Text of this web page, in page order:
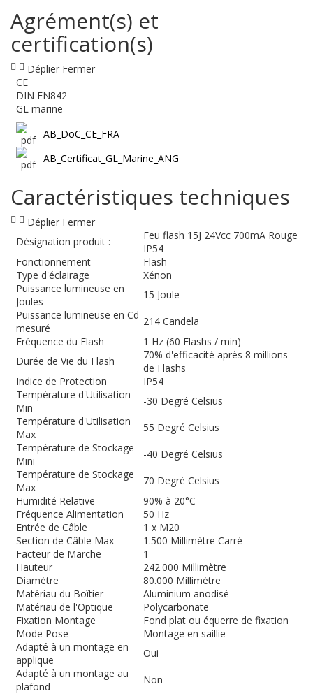
Agrément(s) et
certification(s)
Déplier Fermer
CE
DIN EN842
GL marine
AB_DoC_CE_FRA
AB_Certificat_GL_Marine_ANG
Caractéristiques techniques
Déplier Fermer
Désignation produit :
Feu flash 15J 24Vcc 700mA Rouge
IP54
Fonctionnement
Flash
Type d'éclairage
Xénon
Puissance lumineuse en
Joules
15 Joule
Puissance lumineuse en Cd
mesuré
214 Candela
Fréquence du Flash
1 Hz (60 Flashs / min)
Durée de Vie du Flash
70% d'efficacité après 8 millions
de Flashs
Indice de Protection
IP54
Température d'Utilisation
Min
-30 Degré Celsius
Température d'Utilisation
Max
55 Degré Celsius
Température de Stockage
Mini
-40 Degré Celsius
Température de Stockage
Max
70 Degré Celsius
Humidité Relative
90% à 20°C
Fréquence Alimentation
50 Hz
Entrée de Câble
1 x M20
Section de Câble Max
1.500 Millimètre Carré
Facteur de Marche
1
Hauteur
242.000 Millimètre
Diamètre
80.000 Millimètre
Matériau du Boîtier
Aluminium anodisé
Matériau de l'Optique
Polycarbonate
Fixation Montage
Fond plat ou équerre de fixation
Mode Pose
Montage en saillie
Adapté à un montage en
applique
Oui
Adapté à un montage au
plafond
Non